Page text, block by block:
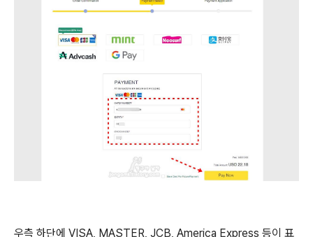
우측 하단에 VISA, MASTER, JCB, America Express 등이 표